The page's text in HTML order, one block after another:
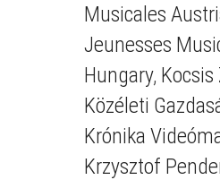
Musicales
Jeunesses
Hungary, Kocsis
Közéleti
Krónika
Krzysztof